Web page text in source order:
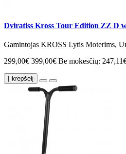
Dviratiss Kross Tour Edition ZZ D
Gamintojas KROSS Lytis Moterims,
299,00€ 399,00€ Be mokesčių:
Į krepšelį